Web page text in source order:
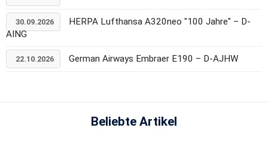
30.09.2026
HERPA Lufthansa A320neo "100 Jahre" – D-
AING
22.10.2026 German Airways Embraer E190 – D-AJHW
Beliebte Artikel